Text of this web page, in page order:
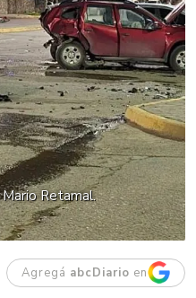
Agregá abcDiario en
Retamal.